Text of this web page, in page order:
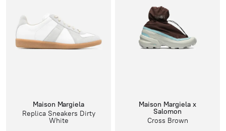
Maison Margiela
Replica Sneakers Dirty
White
Maison Margiela x
Salomon
Cross Brown